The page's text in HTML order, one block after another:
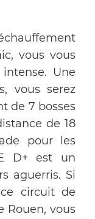
vous vous
Une
vous serez
de 7 bosses
de 18
pour les
D+ est un
aguerris. Si
circuit de
Rouen, vous